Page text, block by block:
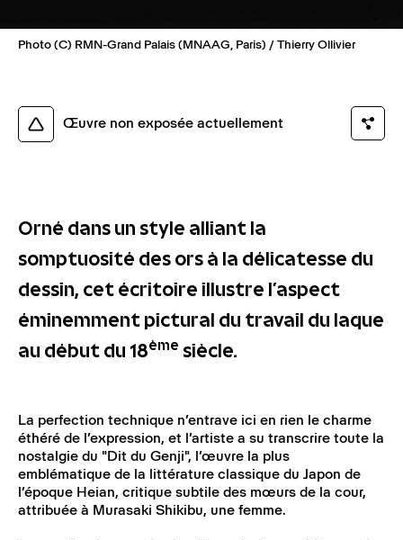
Photo (C) RMN-Grand Palais (MNAAG, Paris) / Thierry Ollivier
Œuvre non exposée actuellement
Orné dans un style alliant la
somptuosité des ors à la délicatesse du
dessin, cet écritoire illustre l’aspect
éminemment pictural du travail du laque
au début du 18ème siècle.
La perfection technique n’entrave ici en rien le charme
éthéré de l’expression, et l’artiste a su transcrire toute la
nostalgie du "Dit du Genji", l’œuvre la plus
emblématique de la littérature classique du Japon de
l’époque Heian, critique subtile des mœurs de la cour,
attribuée à Murasaki Shikibu, une femme.